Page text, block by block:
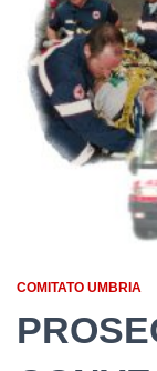
COMITATO UMBRIA